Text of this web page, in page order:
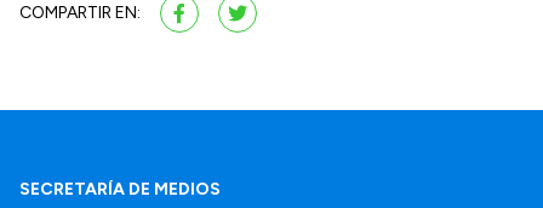
COMPARTIR EN:
SECRETARÍA DE MEDIOS